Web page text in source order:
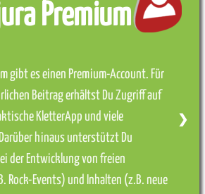
Premium
gibt es einen Premium-Account. Für
Beitrag erhältst Du Zugriff auf
KletterApp und viele
hinaus unterstützt Du
der Entwicklung von freien
Rock-Events) und Inhalten (z.B. neue
❯